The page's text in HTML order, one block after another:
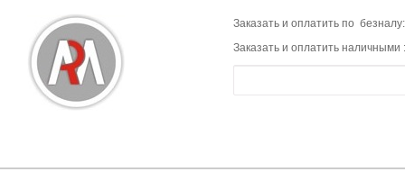
Заказать и оплатить по
Заказать и оплатить наличными